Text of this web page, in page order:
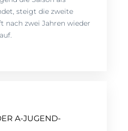
steigt die zweite
nach zwei Jahren wieder
A-JUGEND-